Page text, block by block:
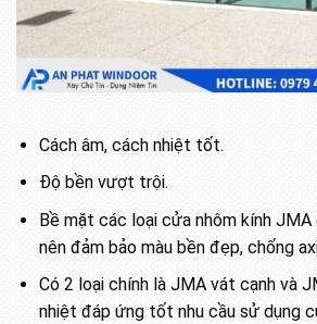
Cách âm, cách nhiệt tốt.
Độ bền vượt trội.
Bề mặt các loại cửa nhôm kính
nên đảm bảo màu bền đẹp, chống
Có 2 loại chính là JMA vát cạnh và
nhiệt đáp ứng tốt nhu cầu sử dụng